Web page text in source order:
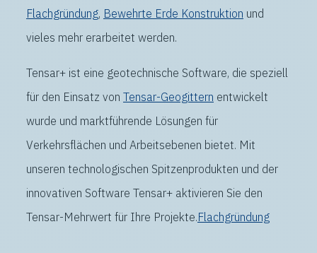
Flachgründung, Bewehrte Erde Konstruktion und
vieles mehr erarbeitet werden.
Tensar+ ist eine geotechnische Software, die speziell
für den Einsatz von Tensar-Geogittern entwickelt
wurde und marktführende Lösungen für
Verkehrsflächen und Arbeitsebenen bietet. Mit
unseren technologischen Spitzenprodukten und der
innovativen Software Tensar+ aktivieren Sie den
Tensar-Mehrwert für Ihre Projekte.Flachgründung